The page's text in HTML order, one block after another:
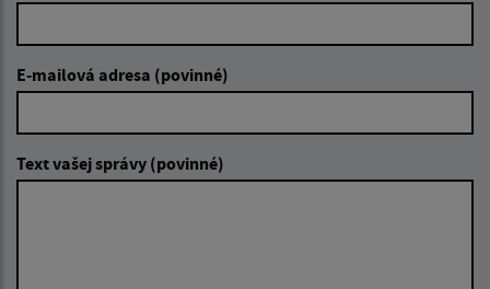
E-mailová adresa (povinné)
Text vašej správy (povinné)